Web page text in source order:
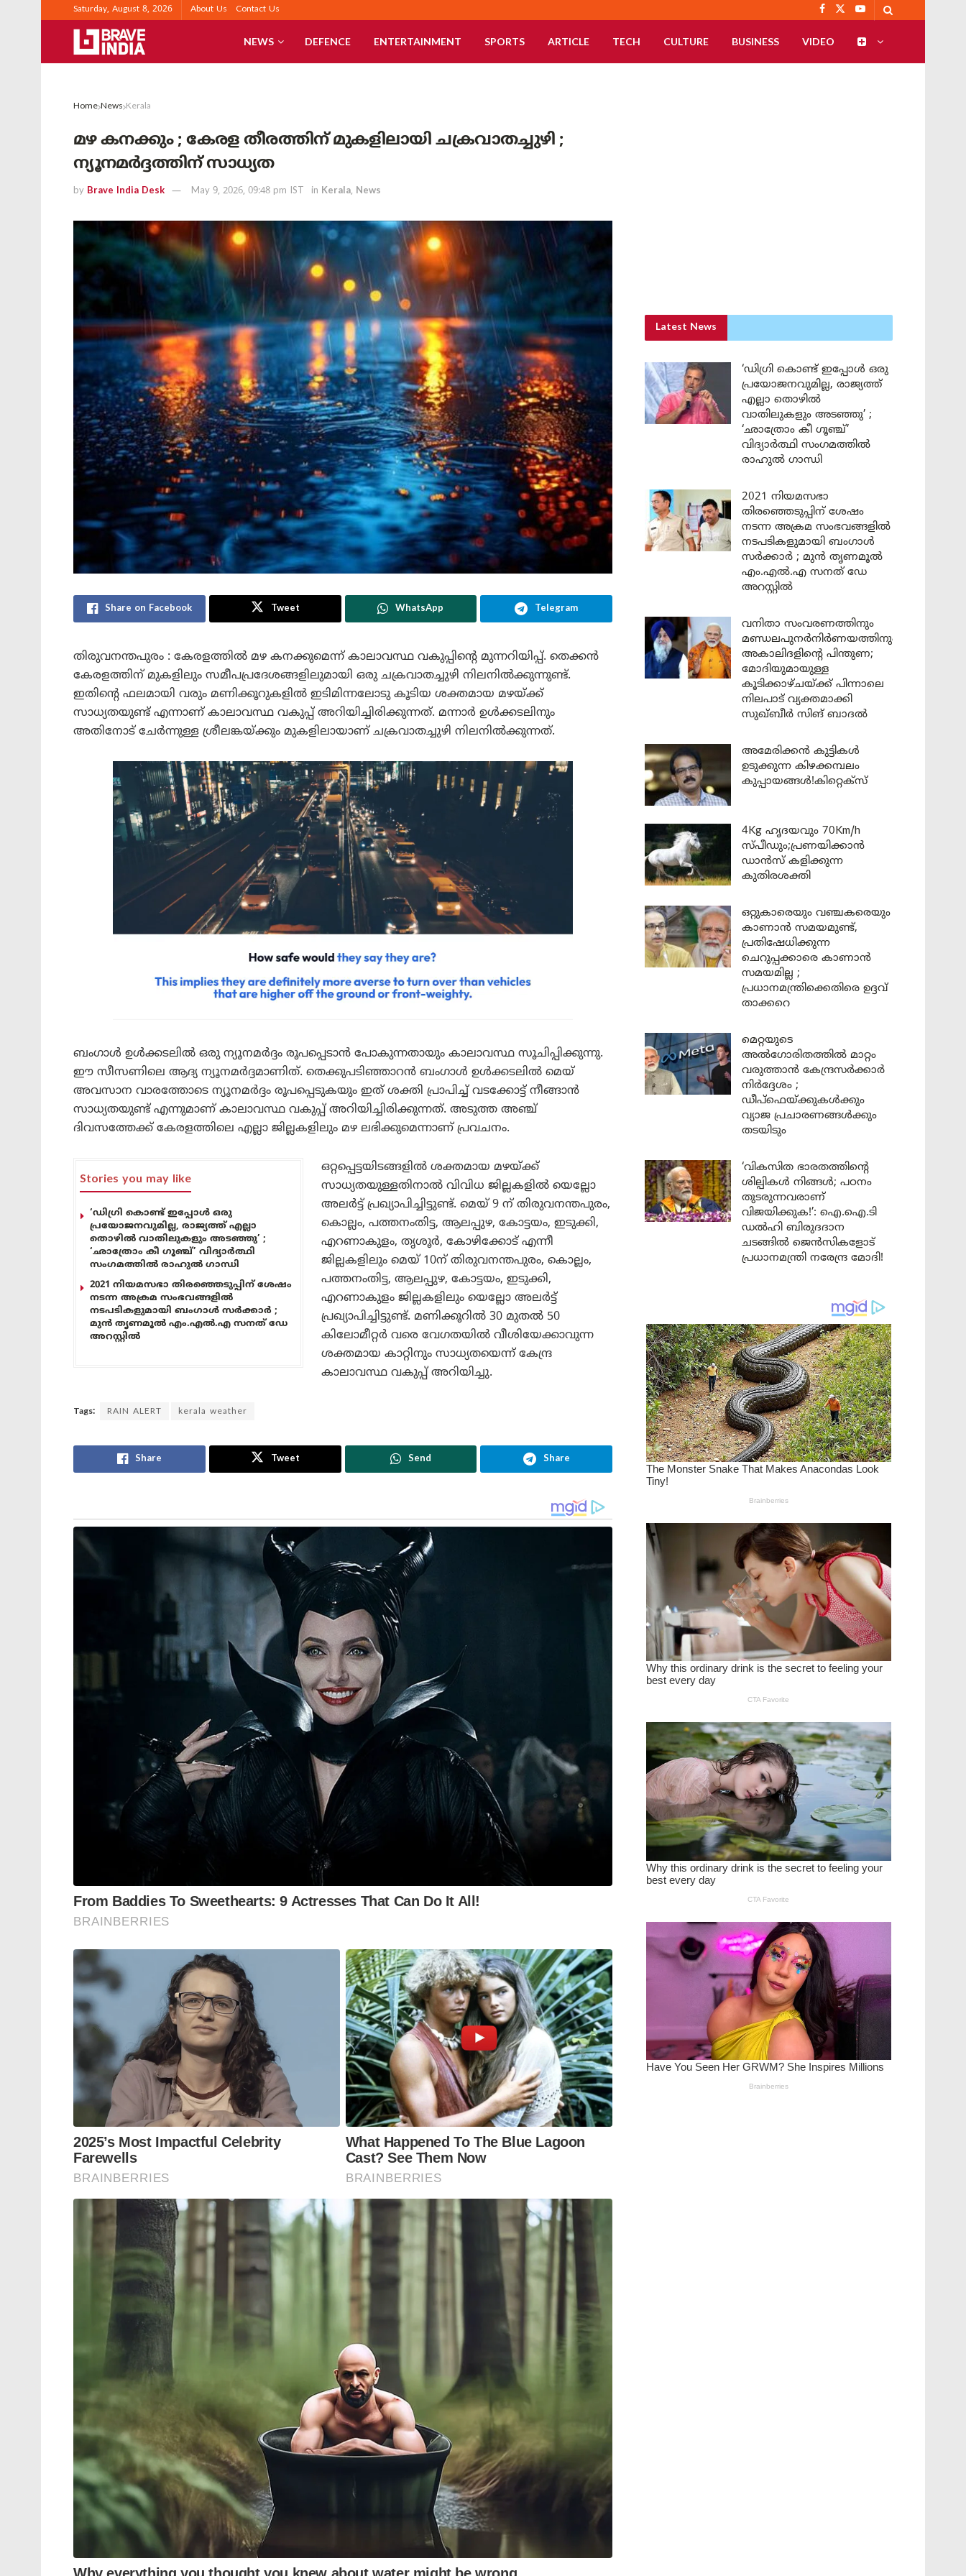
Saturday, August 8, 2026 About Us Contact Us
NEWS DEFENCE ENTERTAINMENT SPORTS ARTICLE TECH CULTURE BUSINESS VIDEO
Home News Kerala
മഴ കനക്കും ; കേരള തീരത്തിന് മുകളിലായി ചക്രവാതച്ചുഴി ;
ന്യൂനമർദ്ദത്തിന് സാധ്യത
by Brave India Desk May 9, 2026, 09:48 pm IST in Kerala, News
Share on Facebook Tweet WhatsApp Telegram
തിരുവനന്തപുരം : കേരളത്തിൽ മഴ കനക്കുമെന്ന് കാലാവസ്ഥ വകുപ്പിന്റെ മുന്നറിയിപ്പ്. തെക്കൻ
കേരളത്തിന് മുകളിലും സമീപപ്രദേശങ്ങളിലുമായി ഒരു ചക്രവാതച്ചുഴി നിലനിൽക്കുന്നുണ്ട്.
ഇതിന്റെ ഫലമായി വരും മണിക്കൂറുകളിൽ ഇടിമിന്നലോടു കൂടിയ ശക്തമായ മഴയ്ക്ക്
സാധ്യതയുണ്ട് എന്നാണ് കാലാവസ്ഥ വകുപ്പ് അറിയിച്ചിരിക്കുന്നത്. മന്നാർ ഉൾക്കടലിനും
അതിനോട് ചേർന്നുള്ള ശ്രീലങ്കയ്ക്കും മുകളിലായാണ് ചക്രവാതച്ചുഴി നിലനിൽക്കുന്നത്.
ബംഗാൾ ഉൾക്കടലിൽ ഒരു ന്യൂനമർദ്ദം രൂപപ്പെടാൻ പോകുന്നതായും കാലാവസ്ഥ സൂചിപ്പിക്കുന്നു.
ഈ സീസണിലെ ആദ്യ ന്യൂനമർദ്ദമാണിത്. തെക്കുപടിഞ്ഞാറൻ ബംഗാൾ ഉൾക്കടലിൽ മെയ്
അവസാന വാരത്തോടെ ന്യൂനമർദ്ദം രൂപപ്പെടുകയും ഇത് ശക്തി പ്രാപിച്ച് വടക്കോട്ട് നീങ്ങാൻ
സാധ്യതയുണ്ട് എന്നുമാണ് കാലാവസ്ഥ വകുപ്പ് അറിയിച്ചിരിക്കുന്നത്. അടുത്ത അഞ്ച്
ദിവസത്തേക്ക് കേരളത്തിലെ എല്ലാ ജില്ലകളിലും മഴ ലഭിക്കുമെന്നാണ് പ്രവചനം.
Stories you may like
‘ഡിഗ്രി കൊണ്ട് ഇപ്പോൾ ഒരു
പ്രയോജനവുമില്ല, രാജ്യത്ത് എല്ലാ
തൊഴിൽ വാതിലുകളും അടഞ്ഞു’ ;
‘ഛാത്രോം കീ ഗൂഞ്ച്’ വിദ്യാർത്ഥി
സംഗമത്തിൽ രാഹുൽ ഗാന്ധി
2021 നിയമസഭാ തിരഞ്ഞെടുപ്പിന് ശേഷം
നടന്ന അക്രമ സംഭവങ്ങളിൽ
നടപടികളുമായി ബംഗാൾ സർക്കാർ ;
മുൻ തൃണമൂൽ എം.എൽ.എ സനത് ഡേ
അറസ്റ്റിൽ
ഒറ്റപ്പെട്ടയിടങ്ങളിൽ ശക്തമായ മഴയ്ക്ക്
സാധ്യതയുള്ളതിനാൽ വിവിധ ജില്ലകളിൽ യെല്ലോ
അലർട്ട് പ്രഖ്യാപിച്ചിട്ടുണ്ട്. മെയ് 9 ന് തിരുവനന്തപുരം,
കൊല്ലം, പത്തനംതിട്ട, ആലപ്പുഴ, കോട്ടയം, ഇടുക്കി,
എറണാകുളം, തൃശൂർ, കോഴിക്കോട് എന്നീ
ജില്ലകളിലും മെയ് 10ന് തിരുവനന്തപുരം, കൊല്ലം,
പത്തനംതിട്ട, ആലപ്പുഴ, കോട്ടയം, ഇടുക്കി,
എറണാകുളം ജില്ലകളിലും യെല്ലോ അലർട്ട്
പ്രഖ്യാപിച്ചിട്ടുണ്ട്. മണിക്കൂറിൽ 30 മുതൽ 50
കിലോമീറ്റർ വരെ വേഗതയിൽ വീശിയേക്കാവുന്ന
ശക്തമായ കാറ്റിനും സാധ്യതയെന്ന് കേന്ദ്ര
കാലാവസ്ഥ വകുപ്പ് അറിയിച്ചു.
Tags: RAIN ALERT kerala weather
Share Tweet Send Share
Latest News
‘ഡിഗ്രി കൊണ്ട് ഇപ്പോൾ ഒരു
പ്രയോജനവുമില്ല, രാജ്യത്ത്
എല്ലാ തൊഴിൽ
വാതിലുകളും അടഞ്ഞു’ ;
‘ഛാത്രോം കീ ഗൂഞ്ച്’
വിദ്യാർത്ഥി സംഗമത്തിൽ
രാഹുൽ ഗാന്ധി
2021 നിയമസഭാ
തിരഞ്ഞെടുപ്പിന് ശേഷം
നടന്ന അക്രമ സംഭവങ്ങളിൽ
നടപടികളുമായി ബംഗാൾ
സർക്കാർ ; മുൻ തൃണമൂൽ
എം.എൽ.എ സനത് ഡേ
അറസ്റ്റിൽ
വനിതാ സംവരണത്തിനും
മണ്ഡലപുനർനിർണയത്തിനും
അകാലിദളിന്റെ പിന്തുണ;
മോദിയുമായുള്ള
കൂടിക്കാഴ്ചയ്ക്ക് പിന്നാലെ
നിലപാട് വ്യക്തമാക്കി
സുഖ്ബീർ സിങ് ബാദൽ
അമേരിക്കൻ കുട്ടികൾ
ഉടുക്കുന്ന കിഴക്കമ്പലം
കുപ്പായങ്ങൾ!കിറ്റെക്സ്
4Kg ഹൃദയവും 70Km/h
സ്പീഡും;പ്രണയിക്കാൻ
ഡാൻസ് കളിക്കുന്ന
കുതിരശക്തി
ഒറ്റുകാരെയും വഞ്ചകരെയും
കാണാൻ സമയമുണ്ട്,
പ്രതിഷേധിക്കുന്ന
ചെറുപ്പക്കാരെ കാണാൻ
സമയമില്ല ;
പ്രധാനമന്ത്രിക്കെതിരെ ഉദ്ദവ്
താക്കറെ
മെറ്റയുടെ
അൽഗോരിതത്തിൽ മാറ്റം
വരുത്താൻ കേന്ദ്രസർക്കാർ
നിർദ്ദേശം ;
ഡീപ്‌ഫെയ്ക്കുകൾക്കും
വ്യാജ പ്രചാരണങ്ങൾക്കും
തടയിടും
‘വികസിത ഭാരതത്തിന്റെ
ശില്പികൾ നിങ്ങൾ; പഠനം
തുടരുന്നവരാണ്
വിജയിക്കുക!’: ഐ.ഐ.ടി
ഡൽഹി ബിരുദദാന
ചടങ്ങിൽ ജെൻസികളോട്
പ്രധാനമന്ത്രി നരേന്ദ്ര മോദി!